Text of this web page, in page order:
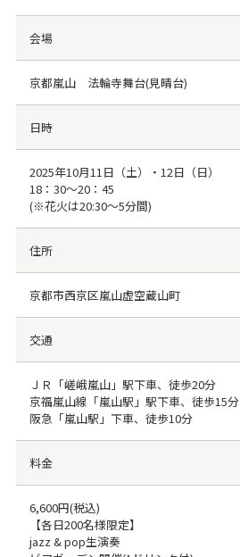
会場
京都嵐山 法輪寺舞台(見晴台)
日時
2025年10月11日（土）・12日（日）
18：30～20：45
(※花火は20:30〜5分間)
住所
京都市西京区嵐山虚空蔵山町
交通
ＪＲ「嵯峨嵐山」駅下車、徒歩20分
京福嵐山線「嵐山駅」駅下車、徒歩15分
阪急「嵐山駅」下車、徒歩10分
料金
6,600円(税込)
【各日200名様限定】
jazz & pop生演奏